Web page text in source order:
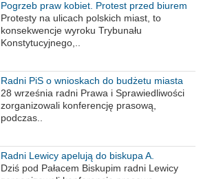
Pogrzeb praw kobiet. Protest przed biurem
poselskim PiS
Protesty na ulicach polskich miast, to
konsekwencje wyroku Trybunału
Konstytucyjnego,..
Radni PiS o wnioskach do budżetu miasta
na 2021 rok
28 września radni Prawa i Sprawiedliwości
zorganizowali konferencję prasową,
podczas..
Radni Lewicy apelują do biskupa A.
Wiesława Meringa
Dziś pod Pałacem Biskupim radni Lewicy